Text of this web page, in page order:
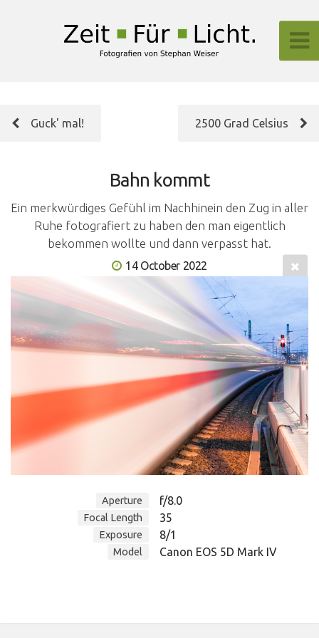
Guck' mal! 2500 Grad Celsius
Bahn kommt
Ein merkwürdiges Gefühl im Nachhinein den Zug in aller
Ruhe fotografiert zu haben den man eigentlich
bekommen wollte und dann verpasst hat.
14 October 2022
Aperture f/8.0
Focal Length 35
Exposure 8/1
Model Canon EOS 5D Mark IV